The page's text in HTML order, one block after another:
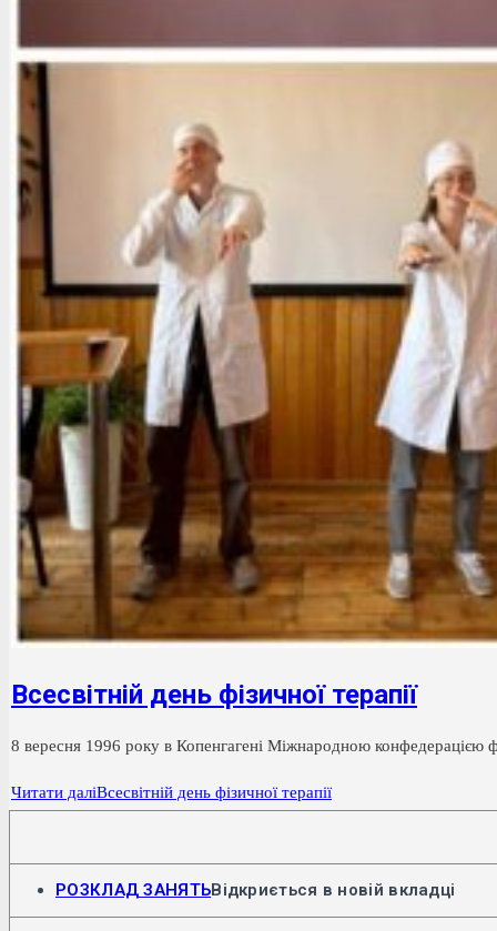
Всесвітній день фізичної терапії
8 вересня 1996 року в Копенгагені Міжнародною конфедерацією
Читати даліВсесвітній день фізичної терапії
РОЗКЛАД ЗАНЯТЬВідкриється в новій вкладці